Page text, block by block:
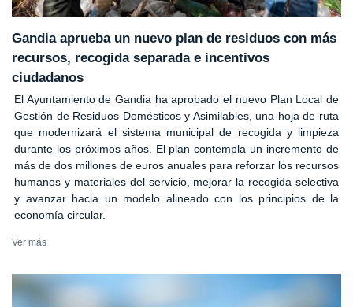
Gandia aprueba un nuevo plan de residuos con más
recursos, recogida separada e incentivos
ciudadanos
El Ayuntamiento de Gandia ha aprobado el nuevo Plan Local de
Gestión de Residuos Domésticos y Asimilables, una hoja de ruta
que modernizará el sistema municipal de recogida y limpieza
durante los próximos años. El plan contempla un incremento de
más de dos millones de euros anuales para reforzar los recursos
humanos y materiales del servicio, mejorar la recogida selectiva
y avanzar hacia un modelo alineado con los principios de la
economía circular.
Ver más